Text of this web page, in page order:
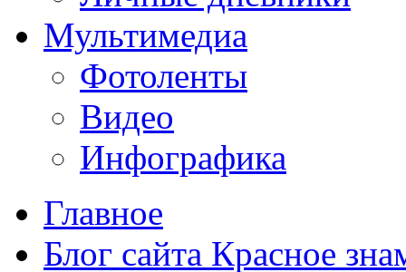
Мультимедиа
Фотоленты
Видео
Инфографика
Главное
Блог сайта Красное